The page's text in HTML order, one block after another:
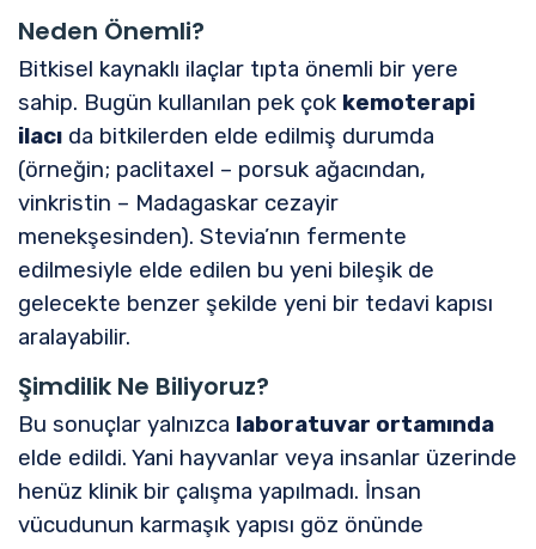
Neden Önemli?
Bitkisel kaynaklı ilaçlar tıpta önemli bir yere
sahip. Bugün kullanılan pek çok kemoterapi
ilacı da bitkilerden elde edilmiş durumda
(örneğin; paclitaxel – porsuk ağacından,
vinkristin – Madagaskar cezayir
menekşesinden). Stevia’nın fermente
edilmesiyle elde edilen bu yeni bileşik de
gelecekte benzer şekilde yeni bir tedavi kapısı
aralayabilir.
Şimdilik Ne Biliyoruz?
Bu sonuçlar yalnızca laboratuvar ortamında
elde edildi. Yani hayvanlar veya insanlar üzerinde
henüz klinik bir çalışma yapılmadı. İnsan
vücudunun karmaşık yapısı göz önünde